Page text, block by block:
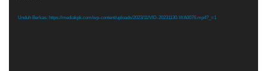
Unduh Berkas: https://mediakpk.com/wp-content/uploads/2023/11/VID-20231130-WA0076.mp4?_=1